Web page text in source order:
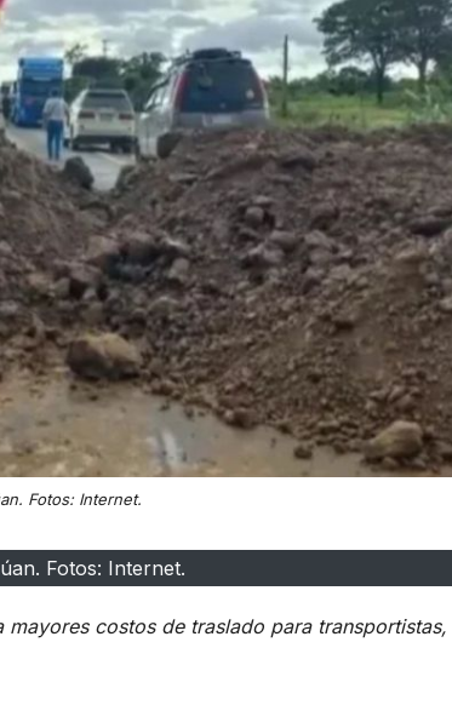
Fotos: Internet.
Fotos: Internet.
costos de traslado para transportistas,